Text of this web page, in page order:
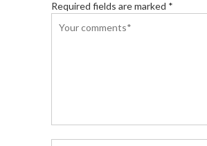
Required fields are marked *